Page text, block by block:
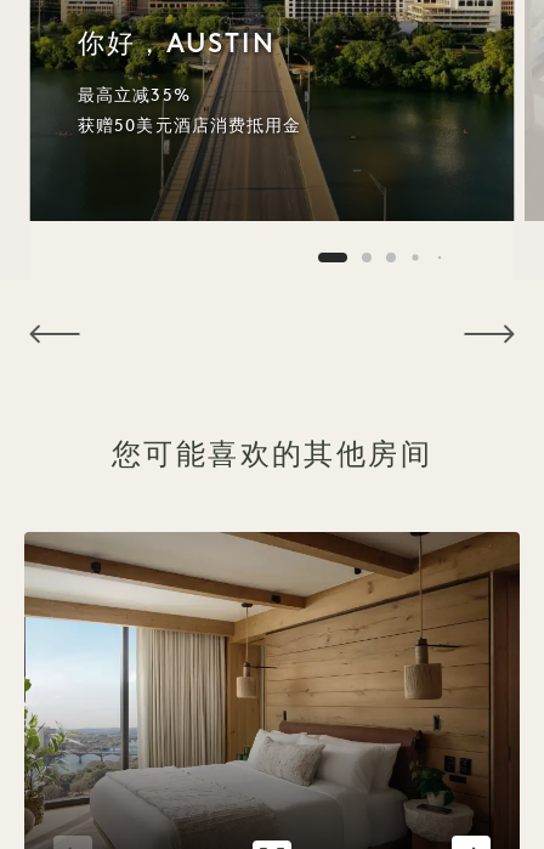
你好，AUSTIN
最高立减35%
获赠50美元酒店消费抵用金
您可能喜欢的其他房间